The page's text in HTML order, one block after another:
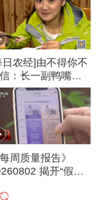
日农经]由不得你不
：长一副鸭嘴的
香(20160308)
每周质量报告》
揭开“假洋